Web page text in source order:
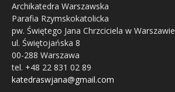
Archikatedra Warszawska
Parafia Rzymskokatolicka
pw. Świętego Jana Chrzciciela w Warszawie
ul. Świętojańska 8
00-288 Warszawa
tel. +48 22 831 02 89
katedraswjana@gmail.com